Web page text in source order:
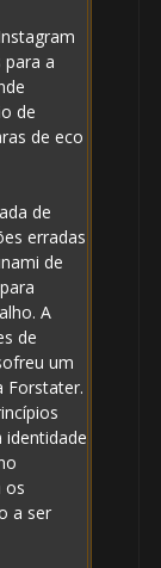
a
de
de eco
de
erradas
de
A
de
um
Forstater.
identidade
os
a ser